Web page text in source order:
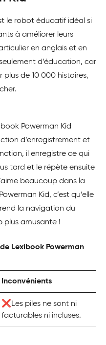
le robot éducatif idéal si
à améliorer leurs
en anglais et en
d’éducation, car
de 10 000 histoires,
Powerman Kid
d’enregistrement et
il enregistre ce qui
tard et le répète ensuite
beaucoup dans la
Kid, c’est qu’elle
la navigation du
plus amusante !
Lexibook Powerman
Inconvénients
❌Les piles ne sont ni
facturables ni incluses.